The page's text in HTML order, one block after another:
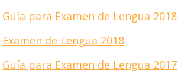
Guía para Examen de Lengua 2018
Examen de Lengua 2018
Guía para Examen de Lengua 2017